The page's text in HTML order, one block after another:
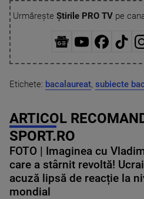
Urmărește Știrile PRO TVpe
Etichete: bacalaureat, subiecte
ARTICOL
SPORT.RO
FOTO | Imaginea cu
care a stârnit revoltă!
acuză lipsă de reacție la
mondial